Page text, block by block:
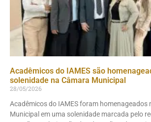
Acadêmicos do IAMES são
solenidade na Câmara Municipal
28/05/2026
Acadêmicos do IAMES foram homenageados
Municipal em uma solenidade marcada pelo